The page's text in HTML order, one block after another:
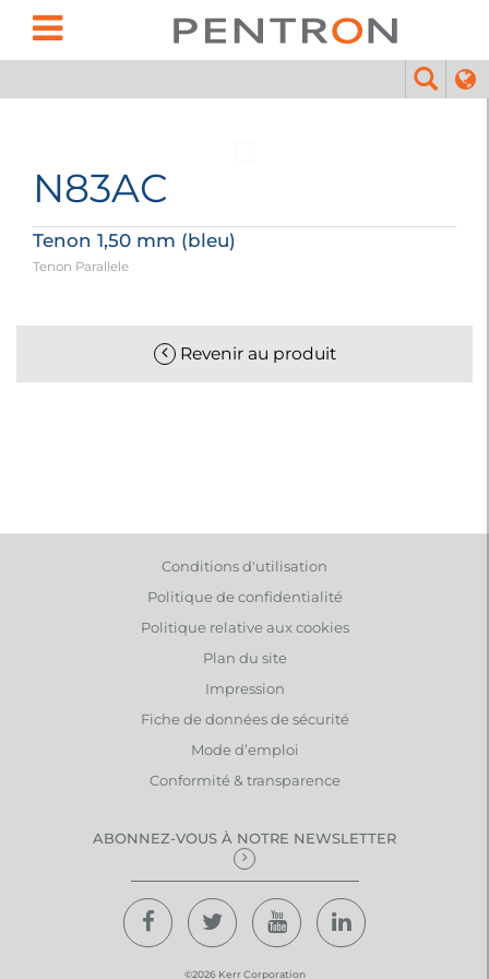
N83AC
Tenon 1,50 mm (bleu)
Tenon Parallele
Revenir au produit
Conditions d'utilisation
Politique de confidentialité
Politique relative aux cookies
Plan du site
Impression
Fiche de données de sécurité
Mode d’emploi
Conformité & transparence
ABONNEZ-VOUS À NOTRE NEWSLETTER
©2026 Kerr Corporation